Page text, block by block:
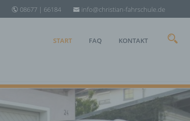
08677 | 66184 info@christian-fahrschule.de
START FAQ KONTAKT